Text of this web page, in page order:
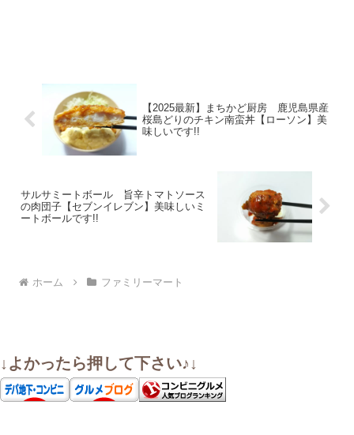
【2025最新】まちかど厨房 鹿児島県産
桜島どりのチキン南蛮丼【ローソン】美
味しいです!!
サルサミートボール 旨辛トマトソース
の肉団子【セブンイレブン】美味しいミ
ートボールです!!
ホーム ファミリーマート
↓よかったら押して下さい♪↓